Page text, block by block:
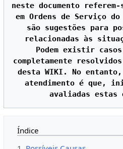
neste documento
em Ordens de Serviço
são sugestões para
relacionadas às
Podem existir
completamente
desta WIKI. No
atendimento é que,
Índice